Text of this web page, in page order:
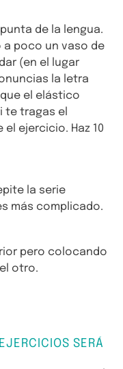
de la lengua.
a poco un vaso de
(en el lugar
la letra
el elástico
te tragas el
ejercicio. Haz 10
la serie
más complicado.
pero colocando
otro.
SERÁ